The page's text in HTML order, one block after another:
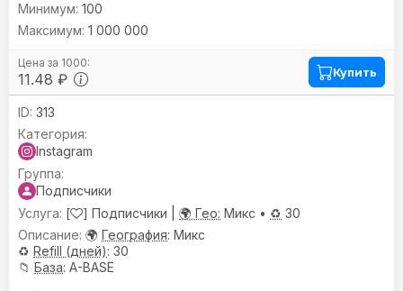
11.48 ₽
100
1 000 000
Купить
313
Instagram
Подписчики
[
] Подписчики | 🌍 Гео: Микс • ♻️ 30
🌍 География: Микс
♻️ Refill (дней): 30
📁 База: A-BASE